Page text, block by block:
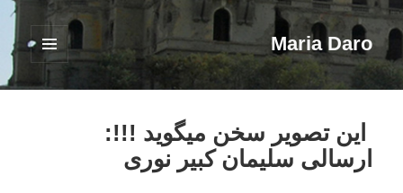
Maria Daro
فهرست
ابزارک‌ها
این تصویر سخن میگوید !!!:
ارسالی سلیمان کبیر نوری